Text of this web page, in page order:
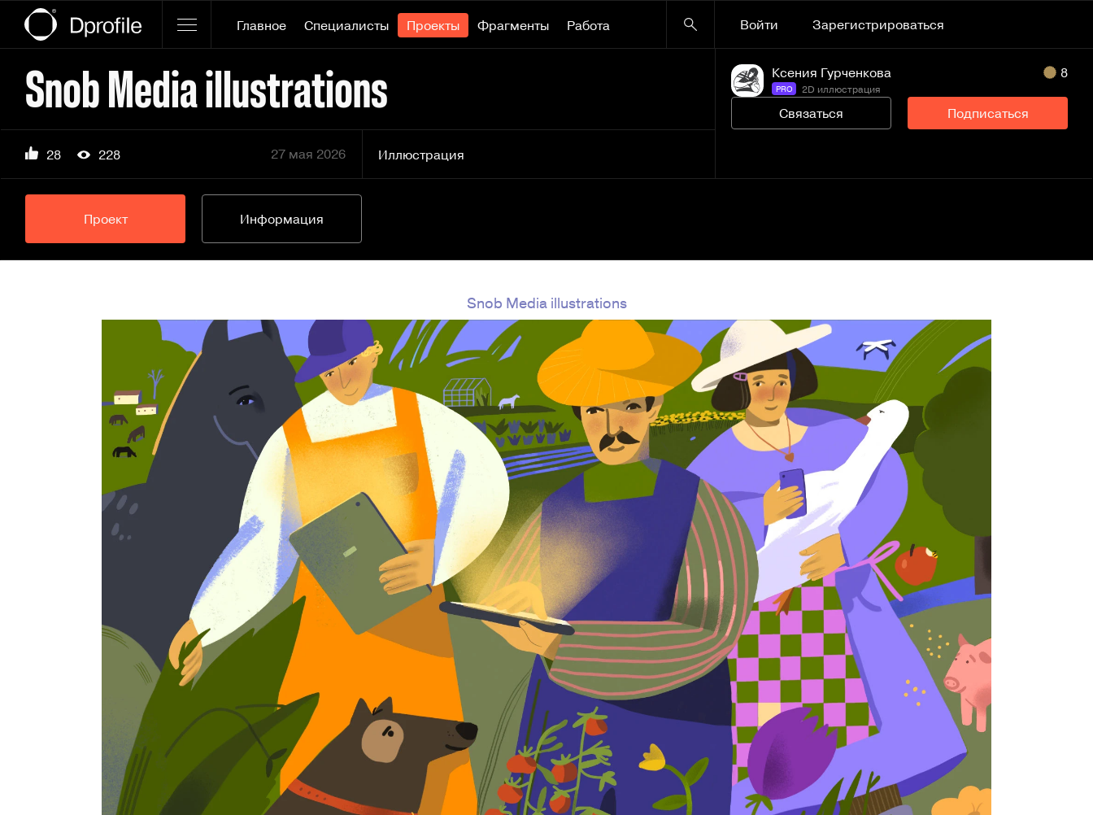
Главное Специалисты Проекты Фрагменты Работа Войти Зарегистрироваться
Snob Media illustrations
28 228 27 мая 2026 Иллюстрация
Ксения Гурченкова
PRO 2D иллюстрация
8
Связаться Подписаться
Проект Информация
Snob Media illustrations